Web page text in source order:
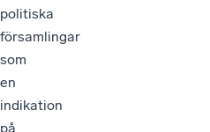
politiska
församlingar
som
en
indikation
på